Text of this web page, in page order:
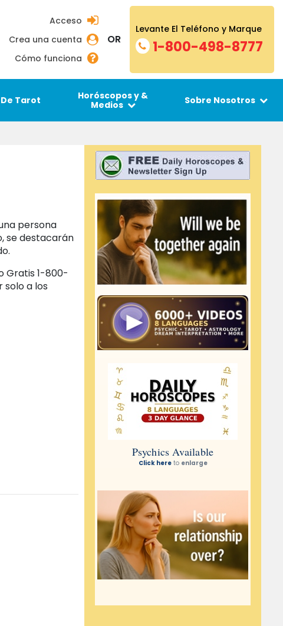
Acceso
Crea una cuenta
Cómo funciona
OR
Levante El Teléfono y Marque
1-800-498-8777
Tarot
Horóscopos y &
Medios
Sobre Nosotros
persona
se destacarán
Gratis 1-800-
solo a los